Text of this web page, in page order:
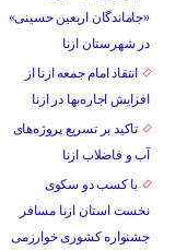
«جاماندگان اربعین حسینی»
در شهرستان ازنا
انتقاد امام جمعه ازنا از
افزایش اجاره‌بها در ازنا
تاکید بر تسریع پروژه‌های
آب و فاضلاب ازنا
با کسب دو سکوی
نخست استان ازنا مسافر
جشنواره کشوری خوارزمی